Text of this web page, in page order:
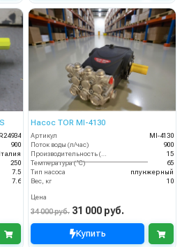
900
250
7.5
7.6
Насос TOR MI-4130
Артикул
MI-4130
Поток воды (л/час)
900
Производительность (л/мин)
15
Температура (°C)
65
Тип насоса
плунжерный
Вес, кг
10
Цена
34 000 руб. 31 000 руб.
Купить